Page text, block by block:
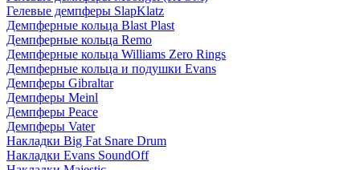
Гелевые демпферы SlapKlatz
Демпферные кольца Blast Plast
Демпферные кольца Remo
Демпферные кольца Williams Zero Rings
Демпферные кольца и подушки Evans
Демпферы Gibraltar
Демпферы Meinl
Демпферы Peace
Демпферы Vater
Накладки Big Fat Snare Drum
Накладки Evans SoundOff